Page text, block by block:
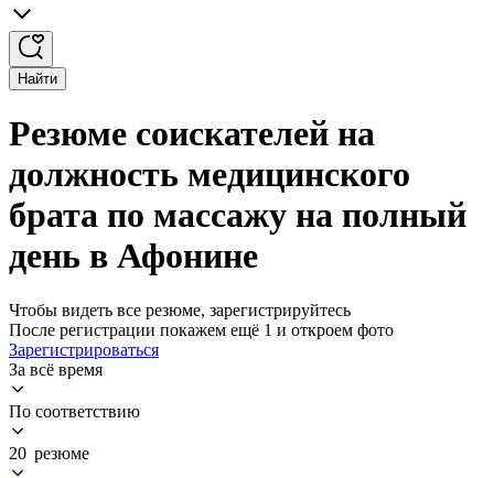
Найти
Резюме соискателей на
должность медицинского
брата по массажу на полный
день в Афонине
Чтобы видеть все резюме, зарегистрируйтесь
После регистрации покажем ещё 1 и откроем фото
Зарегистрироваться
За всё время
По соответствию
20 резюме